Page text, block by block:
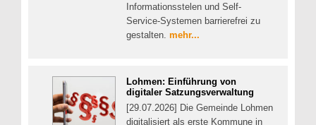
Informationsstelen und Self-
Service-Systemen barrierefrei zu
gestalten. mehr...
Lohmen: Einführung von
digitaler Satzungsverwaltung
[29.07.2026] Die Gemeinde Lohmen
digitalisiert als erste Kommune in